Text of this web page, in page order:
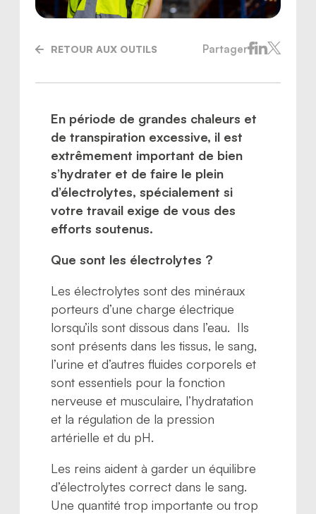
RETOUR AUX OUTILS Partager
En période de grandes chaleurs et
de transpiration excessive, il est
extrêmement important de bien
s’hydrater et de faire le plein
d’électrolytes, spécialement si
votre travail exige de vous des
efforts soutenus.
Que sont les électrolytes ?
Les électrolytes sont des minéraux
porteurs d’une charge électrique
lorsqu’ils sont dissous dans l’eau. Ils
sont présents dans les tissus, le sang,
l’urine et d’autres fluides corporels et
sont essentiels pour la fonction
nerveuse et musculaire, l’hydratation
et la régulation de la pression
artérielle et du pH.
Les reins aident à garder un équilibre
d’électrolytes correct dans le sang.
Une quantité trop importante ou trop